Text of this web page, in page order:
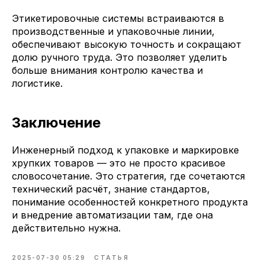
Этикетировочные системы встраиваются в
производственные и упаковочные линии,
обеспечивают высокую точность и сокращают
долю ручного труда. Это позволяет уделить
больше внимания контролю качества и
логистике.
Заключение
Инженерный подход к упаковке и маркировке
хрупких товаров — это не просто красивое
словосочетание. Это стратегия, где сочетаются
технический расчёт, знание стандартов,
понимание особенностей конкретного продукта
и внедрение автоматизации там, где она
действительно нужна.
2025-07-30 05:29 СТАТЬЯ